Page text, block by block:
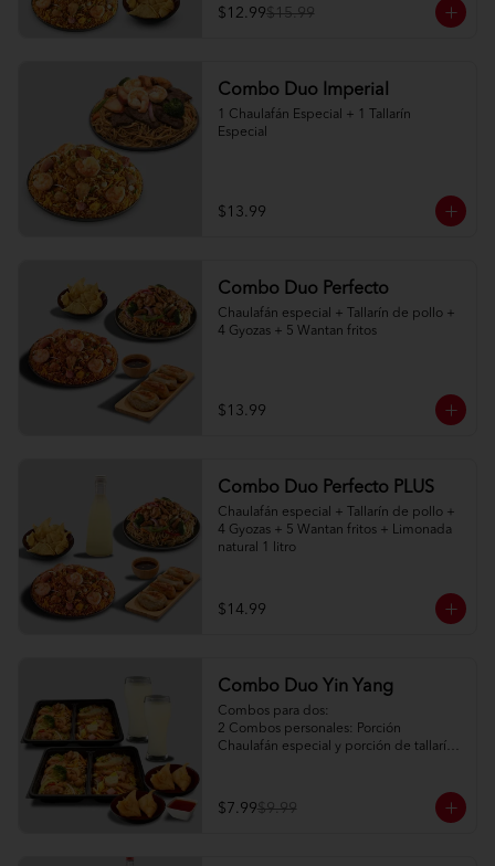
$12.99$15.99
Combo Duo Imperial
1 Chaulafán Especial + 1 Tallarín
Especial
$13.99
Combo Duo Perfecto
Chaulafán especial + Tallarín de pollo +
4 Gyozas + 5 Wantan fritos
$13.99
Combo Duo Perfecto PLUS
Chaulafán especial + Tallarín de pollo +
4 Gyozas + 5 Wantan fritos + Limonada
natural 1 litro
$14.99
Combo Duo Yin Yang
Combos para dos:
2 Combos personales: Porción
Chaulafán especial y porción de tallarín
agridulce
2 limonadas naturales 250ml
$7.99$9.99